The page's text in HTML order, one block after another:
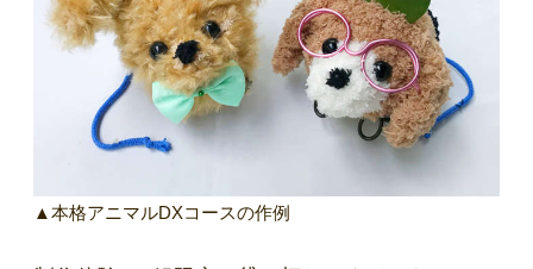
▲本格アニマルDXコースの作例